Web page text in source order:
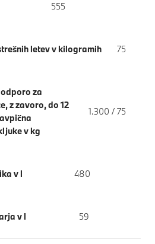
555
letev v kilogramih 75
za
z zavoro, do 12
v kg
1.300 / 75
v l 480
v l 59